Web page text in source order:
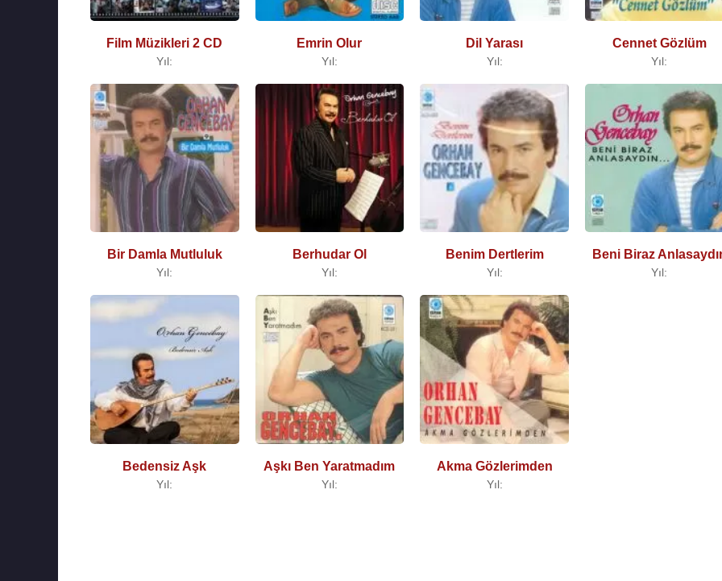
Film Müzikleri 2 CD
Yıl:
Emrin Olur
Yıl:
Dil Yarası
Yıl:
Cennet Gözlüm
Yıl:
Bir Damla Mutluluk
Yıl:
Berhudar Ol
Yıl:
Benim Dertlerim
Yıl:
Beni Biraz
Yıl:
Bedensiz Aşk
Yıl:
Aşkı Ben Yaratmadım
Yıl:
Akma Gözlerimden
Yıl: